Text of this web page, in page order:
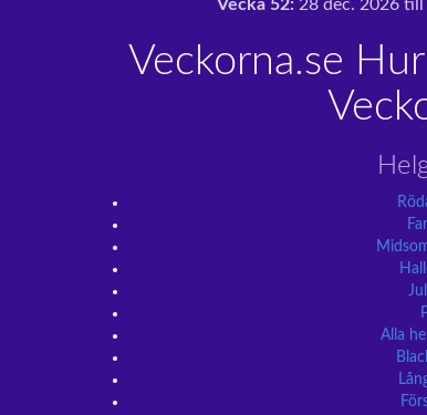
Vecka 52: 28 dec. 2026
Veckorna.se
Alla